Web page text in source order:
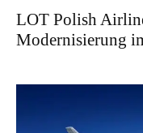
LOT Polish
Modernisierung